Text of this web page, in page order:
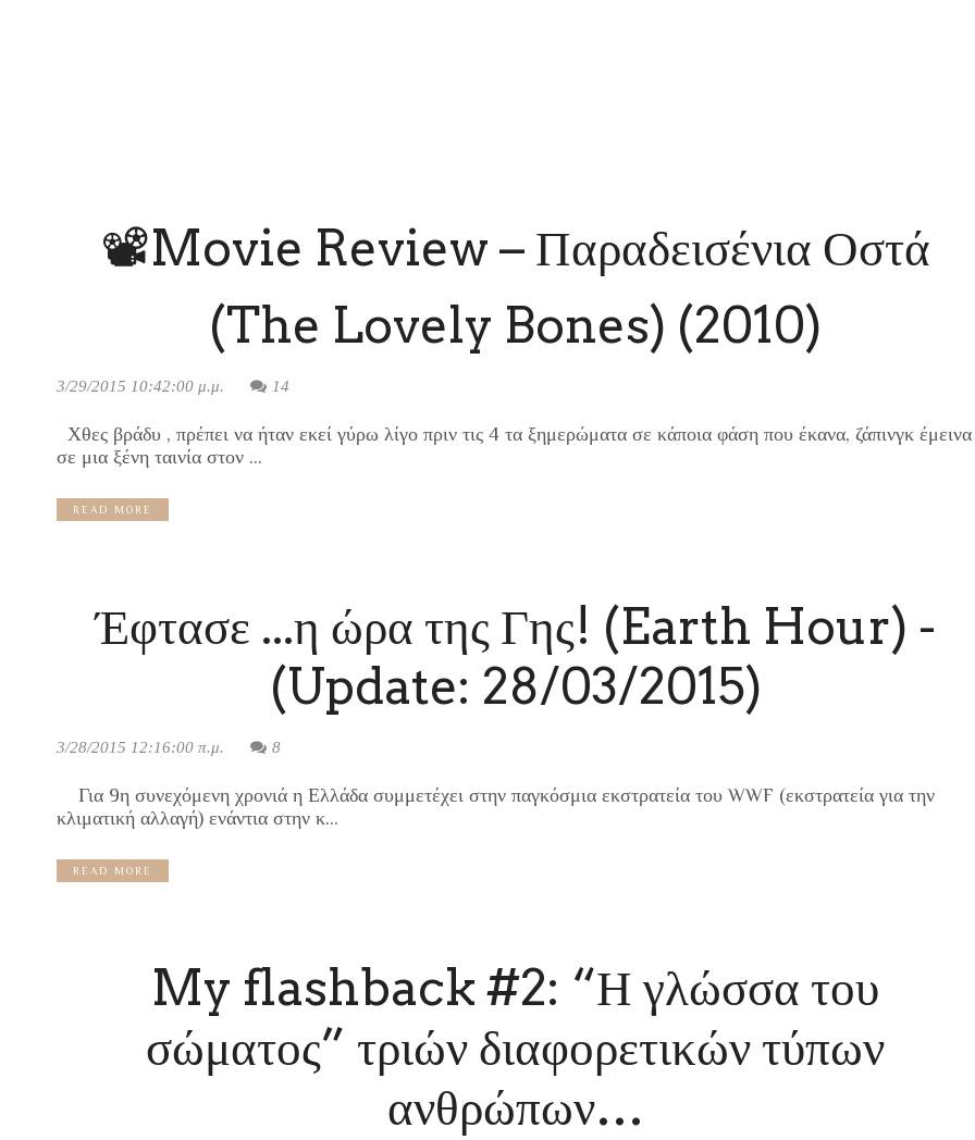
📽Movie Review – Παραδεισένια Οστά
(The Lovely Bones) (2010)
3/29/2015 10:42:00 μ.μ. 14
Χθες βράδυ , πρέπει να ήταν εκεί γύρω λίγο πριν τις 4 τα ξημερώματα σε κάποια φάση που έκανα, ζάπινγκ έμεινα
σε μια ξένη ταινία στον ...
READ MORE
Έφτασε ...η ώρα της Γης! (Earth Hour) -
(Update: 28/03/2015)
3/28/2015 12:16:00 π.μ. 8
Για 9η συνεχόμενη χρονιά η Ελλάδα συμμετέχει στην παγκόσμια εκστρατεία του WWF (εκστρατεία για την
κλιματική αλλαγή) ενάντια στην κ...
READ MORE
My flashback #2: “Η γλώσσα του
σώματος” τριών διαφορετικών τύπων
ανθρώπων…